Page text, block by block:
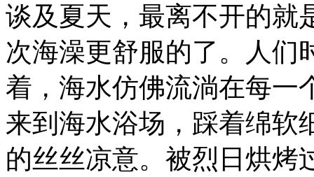
谈及夏天，最离不开的就
次海澡更舒服的了。人们
着，海水仿佛流淌在每一
来到海水浴场，踩着绵软
的丝丝凉意。被烈日烘烤